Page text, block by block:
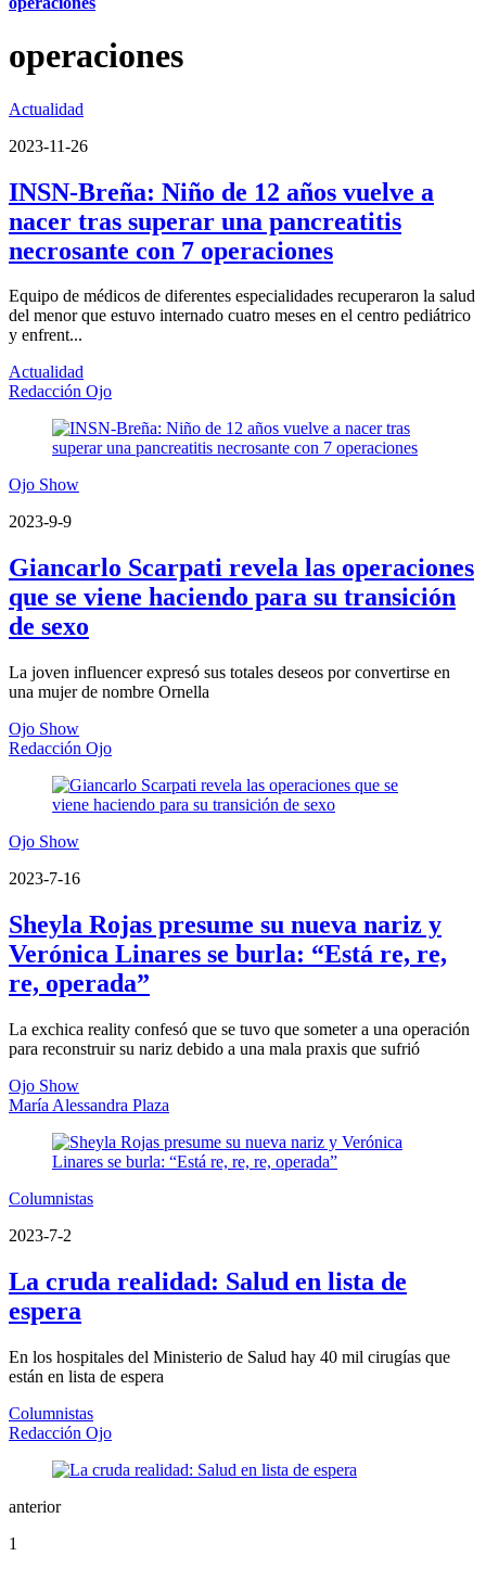
operaciones
Actualidad
2023-11-26
INSN-Breña: Niño de 12 años vuelve a
nacer tras superar una pancreatitis
necrosante con 7 operaciones
Equipo de médicos de diferentes especialidades recuperaron la salud
del menor que estuvo internado cuatro meses en el centro pediátrico
y enfrent...
Actualidad
Redacción Ojo
Ojo Show
2023-9-9
Giancarlo Scarpati revela las operaciones
que se viene haciendo para su transición
de sexo
La joven influencer expresó sus totales deseos por convertirse en
una mujer de nombre Ornella
Ojo Show
Redacción Ojo
Ojo Show
2023-7-16
Sheyla Rojas presume su nueva nariz y
Verónica Linares se burla: “Está re, re,
re, operada”
La exchica reality confesó que se tuvo que someter a una operación
para reconstruir su nariz debido a una mala praxis que sufrió
Ojo Show
María Alessandra Plaza
Columnistas
2023-7-2
La cruda realidad: Salud en lista de
espera
En los hospitales del Ministerio de Salud hay 40 mil cirugías que
están en lista de espera
Columnistas
Redacción Ojo
anterior
1